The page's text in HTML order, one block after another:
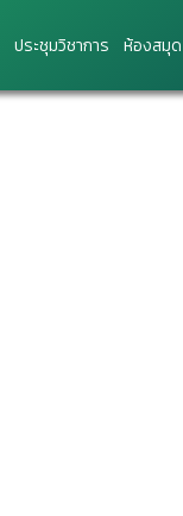
ประชุมวิชาการ ห้องสมุด